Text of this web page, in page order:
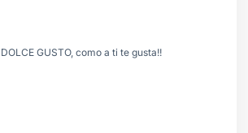
DOLCE GUSTO, como a ti te gusta!!